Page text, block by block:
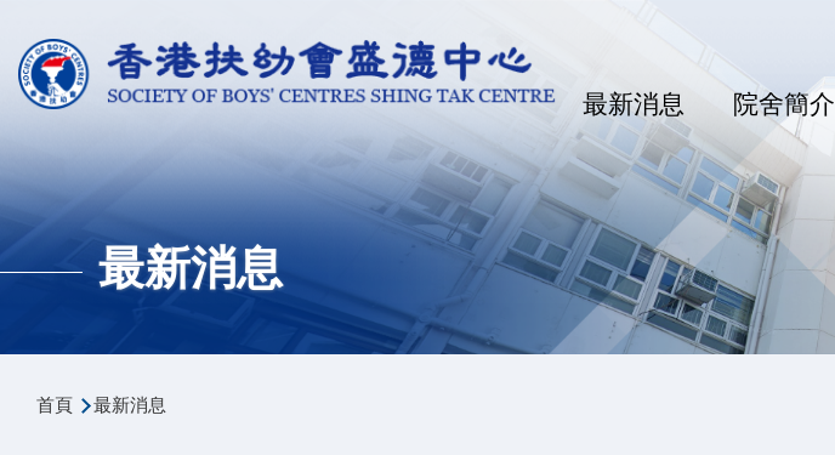
最新消息 院舍簡介
最新消息
航
首頁 最新消息